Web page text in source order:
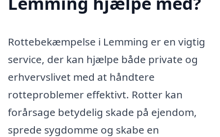
Rottebekæmpelse i Lemming er en vigtig
service, der kan hjælpe både private og
erhvervslivet med at håndtere
rotteproblemer effektivt. Rotter kan
forårsage betydelig skade på ejendom,
sprede sygdomme og skabe en